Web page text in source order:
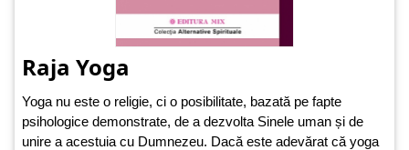
Raja Yoga
Yoga nu este o religie, ci o posibilitate, bazată pe fapte
psihologice demonstrate, de a dezvolta Sinele uman și de
unire a acestuia cu Dumnezeu. Dacă este adevărat că yoga